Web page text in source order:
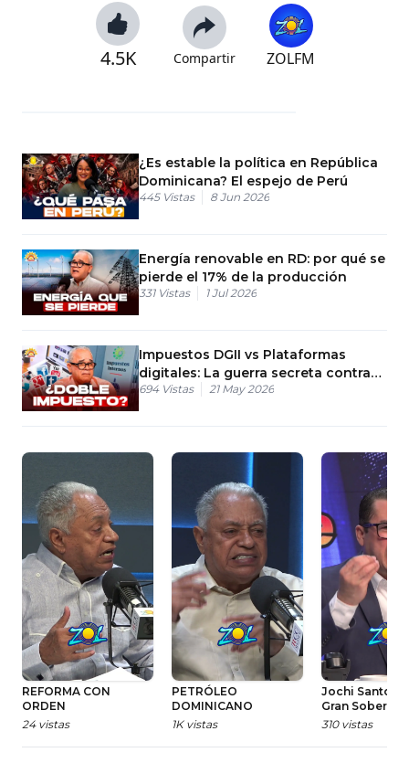
4.5K Compartir ZOLFM
¿Es estable la política en República
Dominicana? El espejo de Perú
445 Vistas 8 Jun 2026
Energía renovable en RD: por qué se
pierde el 17% de la producción
331 Vistas 1 Jul 2026
Impuestos DGII vs Plataformas
digitales: La guerra secreta contra
Airbnb.
694 Vistas 21 May 2026
REFORMA CON
ORDEN
24 vistas
PETRÓLEO
DOMINICANO
1K vistas
Jochi Santos
Gran Soberano
310 vistas